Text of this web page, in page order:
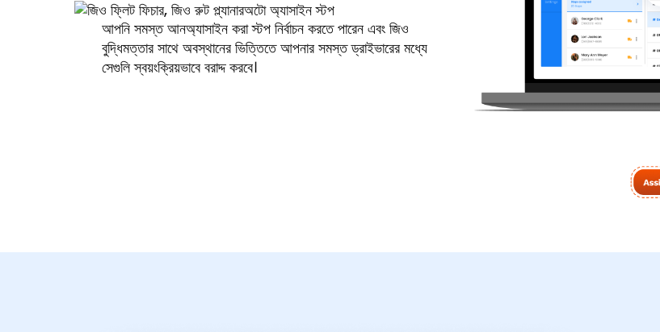
অটো অ্যাসাইন স্টপ
আপনি সমস্ত আনঅ্যাসাইন করা স্টপ নির্বাচন করতে পারেন এবং জিও
বুদ্ধিমত্তার সাথে অবস্থানের ভিত্তিতে আপনার সমস্ত ড্রাইভারের মধ্যে
সেগুলি স্বয়ংক্রিয়ভাবে বরাদ্দ করবে।